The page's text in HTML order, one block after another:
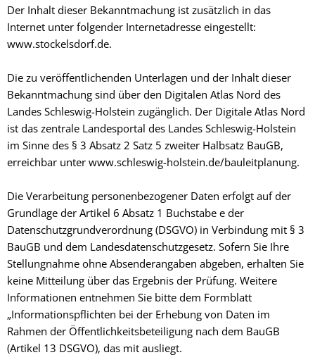
Der Inhalt dieser Bekanntmachung ist zusätzlich in das
Internet unter folgender Internetadresse eingestellt:
www.stockelsdorf.de.
Die zu veröffentlichenden Unterlagen und der Inhalt dieser
Bekanntmachung sind über den Digitalen Atlas Nord des
Landes Schleswig-Holstein zugänglich. Der Digitale Atlas Nord
ist das zentrale Landesportal des Landes Schleswig-Holstein
im Sinne des § 3 Absatz 2 Satz 5 zweiter Halbsatz BauGB,
erreichbar unter www.schleswig-holstein.de/bauleitplanung.
Die Verarbeitung personenbezogener Daten erfolgt auf der
Grundlage der Artikel 6 Absatz 1 Buchstabe e der
Datenschutzgrundverordnung (DSGVO) in Verbindung mit § 3
BauGB und dem Landesdatenschutzgesetz. Sofern Sie Ihre
Stellungnahme ohne Absenderangaben abgeben, erhalten Sie
keine Mitteilung über das Ergebnis der Prüfung. Weitere
Informationen entnehmen Sie bitte dem Formblatt
„Informationspflichten bei der Erhebung von Daten im
Rahmen der Öffentlichkeitsbeteiligung nach dem BauGB
(Artikel 13 DSGVO), das mit ausliegt.